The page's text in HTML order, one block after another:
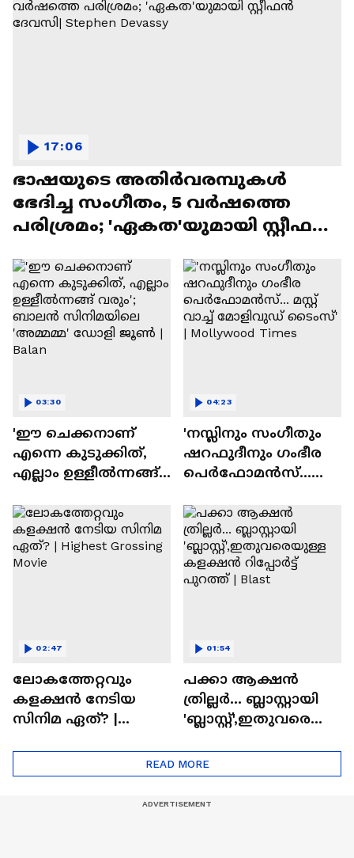
ഭാഷയുടെ അതിർവരമ്പുകൾ
ഭേദിച്ച സംഗീതം, 5 വർഷത്തെ
പരിശ്രമം; 'ഏകത'യുമായി സ്റ്റീഫൻ
17:06
'ഈ ചെക്കനാണ്
എന്നെ കുടുക്കിത്,
എല്ലാം ഉള്ളീൽന്നങ്ങ്
സിനിമയിലെ
'അമ്മമ്മ' ഡോളി
ജൂൺ | Balan
03:30
'നസ്ലിനും സംഗീതും
ഷറഫുദീനും ഗംഭീര
പെർഫോമൻസ്...
ടൈംസ്' | Mollywood
Times
04:23
ലോകത്തേറ്റവും
കളക്ഷൻ നേടിയ
സിനിമ ഏത്? |
02:47
പക്കാ ആക്ഷൻ
ത്രില്ലർ... ബ്ലാസ്റ്റായി
'ബ്ലാസ്റ്റ്',ഇതുവരെയു
റിപ്പോർട്ട് പുറത്ത് |
Blast
01:54
READ MORE